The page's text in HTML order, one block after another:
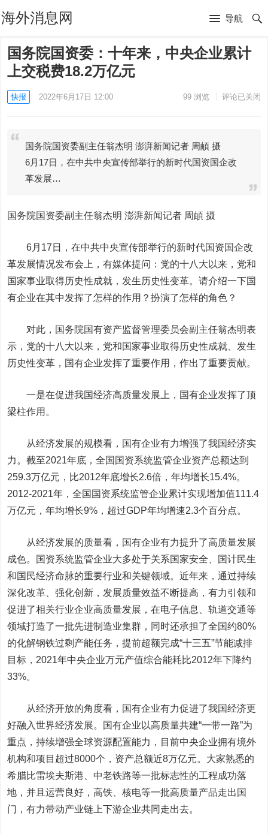
海外消息网 导航
国务院国资委：十年来，中央企业累计
上交税费18.2万亿元
快报 2022年6月17日 12:00 99浏览 评论已关闭
国务院国资委副主任翁杰明 澎湃新闻记者 周頔 摄
6月17日，在中共中央宣传部举行的新时代国资国企改
革发展…
国务院国资委副主任翁杰明 澎湃新闻记者 周頔 摄
6月17日，在中共中央宣传部举行的新时代国资国企改
革发展情况发布会上，有媒体提问：党的十八大以来，党和
国家事业取得历史性成就，发生历史性变革。请介绍一下国
有企业在其中发挥了怎样的作用？扮演了怎样的角色？
对此，国务院国有资产监督管理委员会副主任翁杰明表
示，党的十八大以来，党和国家事业取得历史性成就、发生
历史性变革，国有企业发挥了重要作用，作出了重要贡献。
一是在促进我国经济高质量发展上，国有企业发挥了顶
梁柱作用。
从经济发展的规模看，国有企业有力增强了我国经济实
力。截至2021年底，全国国资系统监管企业资产总额达到
259.3万亿元，比2012年底增长2.6倍，年均增长15.4%。
2012-2021年，全国国资系统监管企业累计实现增加值111.4
万亿元，年均增长9%，超过GDP年均增速2.3个百分点。
从经济发展的质量看，国有企业有力提升了高质量发展
成色。国资系统监管企业大多处于关系国家安全、国计民生
和国民经济命脉的重要行业和关键领域。近年来，通过持续
深化改革、强化创新，发展质量效益不断提高，有力引领和
促进了相关行业企业高质量发展，在电子信息、轨道交通等
领域打造了一批先进制造业集群，同时还承担了全国约80%
的化解钢铁过剩产能任务，提前超额完成“十三五”节能减排
目标，2021年中央企业万元产值综合能耗比2012年下降约
33%。
从经济开放的角度看，国有企业有力促进了我国经济更
好融入世界经济发展。国有企业以高质量共建“一带一路”为
重点，持续增强全球资源配置能力，目前中央企业拥有境外
机构和项目超过8000个，资产总额近8万亿元。大家熟悉的
希腊比雷埃夫斯港、中老铁路等一批标志性的工程成功落
地，并且运营良好，高铁、核电等一批高质量产品走出国
门，有力带动产业链上下游企业共同走出去。